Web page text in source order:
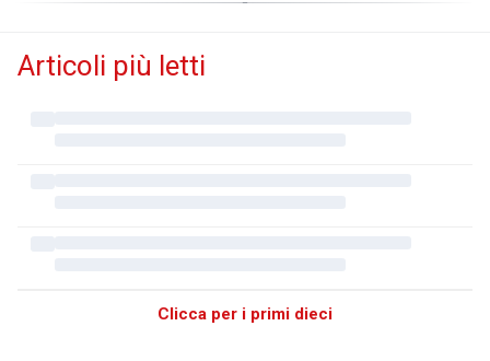
Articoli più letti
Clicca per i primi dieci